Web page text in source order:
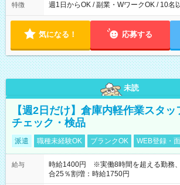
特徴 週1日からOK / 副業・WワークOK / 10名
気になる！ 応募する
未読
【週2日だけ】倉庫内軽作業スタ
チェック・検品
派遣 職種未経験OK ブランクOK WEB登録・
給与
時給1400円 ※実働8時間を超える勤務
合25％割増：時給1750円